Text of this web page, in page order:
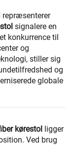
repræsenterer
signalere en
konkurrence til
og
stiller sig
og
globale
kørestol ligger
Ved brug